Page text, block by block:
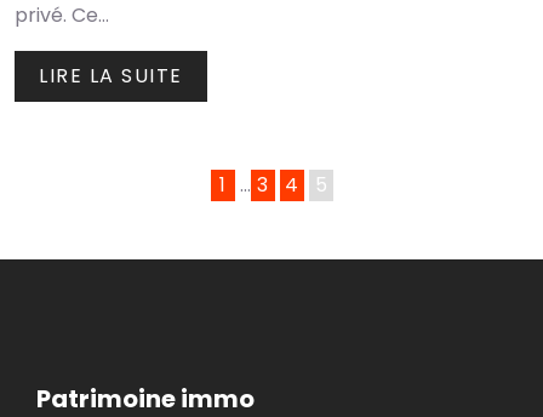
privé. Ce…
LIRE LA SUITE
1 … 3 4 5
Patrimoine immo